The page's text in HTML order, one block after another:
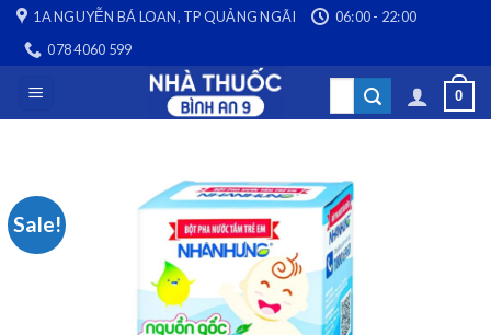
Skip
content
1A NGUYỄN BÁ LOAN, TP QUẢNG NGÃI
06:00 - 22:00
078 4060 599
Search
0
Sale!